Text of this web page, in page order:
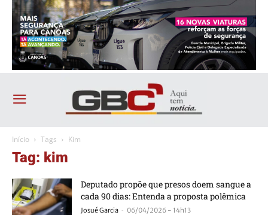
Início Tags Kim
Tag: kim
Deputado propõe que presos doem sangue a
cada 90 dias: Entenda a proposta polêmica
Josué Garcia - 06/04/2026 - 14h13